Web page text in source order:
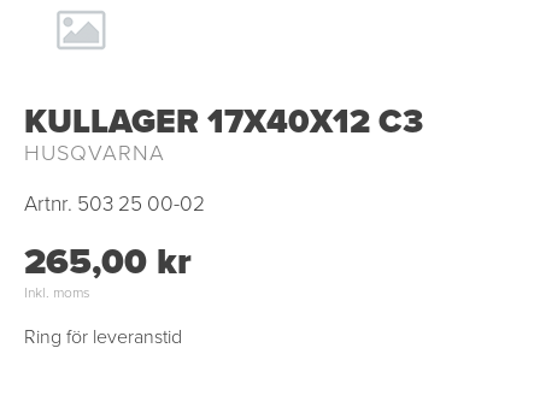
KULLAGER 17X40X12 C3
HUSQVARNA
Artnr. 503 25 00-02
265,00 kr
Inkl. moms
Ring för leveranstid